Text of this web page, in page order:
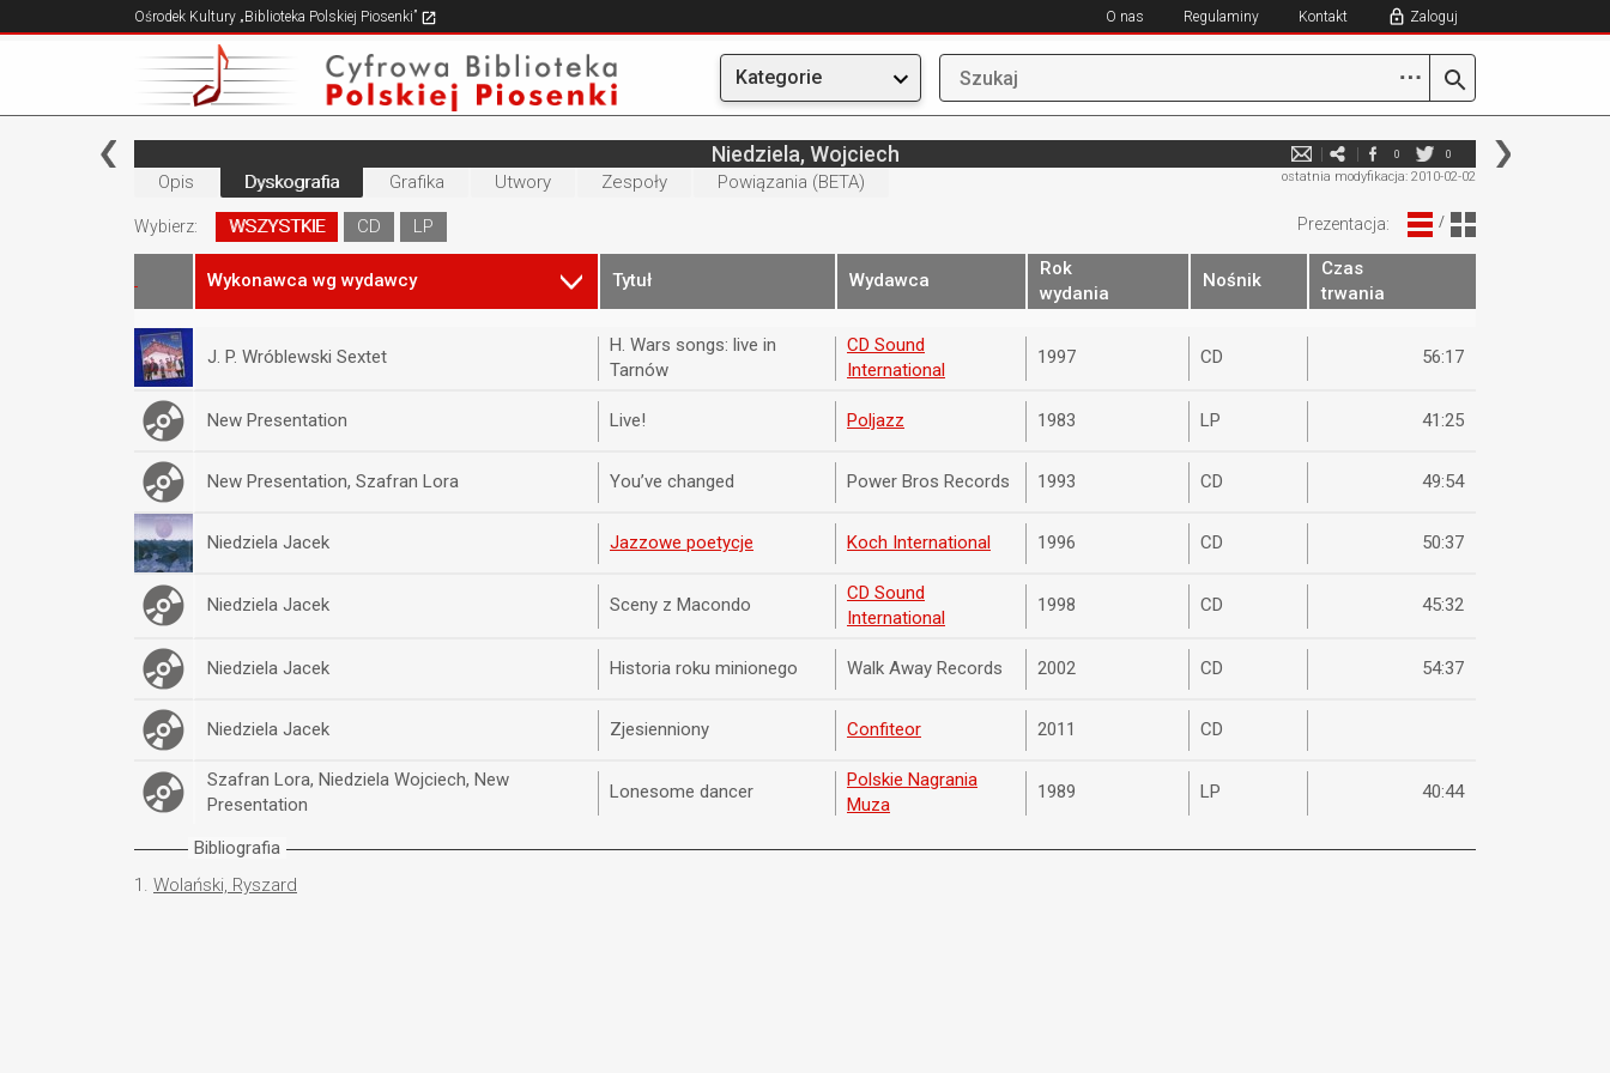
Ośrodek Kultury „Biblioteka Polskiej Piosenki” O nas Regulaminy Kontakt Zaloguj
Kategorie ⋯
Niedziela, Wojciech 0 0
ostatnia modyfikacja: 2010-02-02
Opis Dyskografia Grafika Utwory Zespoły Powiązania (BETA)
Prezentacja: /
Wybierz: WSZYSTKIE CD LP
Wykonawca wg wydawcy Tytuł Wydawca
Rok
wydania
Nośnik
Czas
trwania
J. P. Wróblewski Sextet
H. Wars songs: live in
Tarnów
CD Sound
International
1997 CD 56:17
New Presentation Live! Poljazz 1983 LP 41:25
New Presentation, Szafran Lora You’ve changed Power Bros Records 1993 CD 49:54
Niedziela Jacek Jazzowe poetycje Koch International 1996 CD 50:37
Niedziela Jacek Sceny z Macondo
CD Sound
International
1998 CD 45:32
Niedziela Jacek Historia roku minionego Walk Away Records 2002 CD 54:37
Niedziela Jacek Zjesienniony Confiteor 2011 CD
Szafran Lora, Niedziela Wojciech, New
Presentation
Lonesome dancer
Polskie Nagrania
Muza
1989 LP 40:44
Bibliografia
1. Wolański, Ryszard